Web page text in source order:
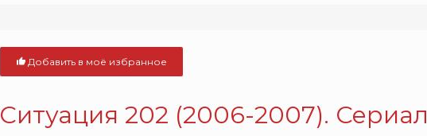
Добавить в моё избранное
Ситуация 202 (2006-2007). Сериал